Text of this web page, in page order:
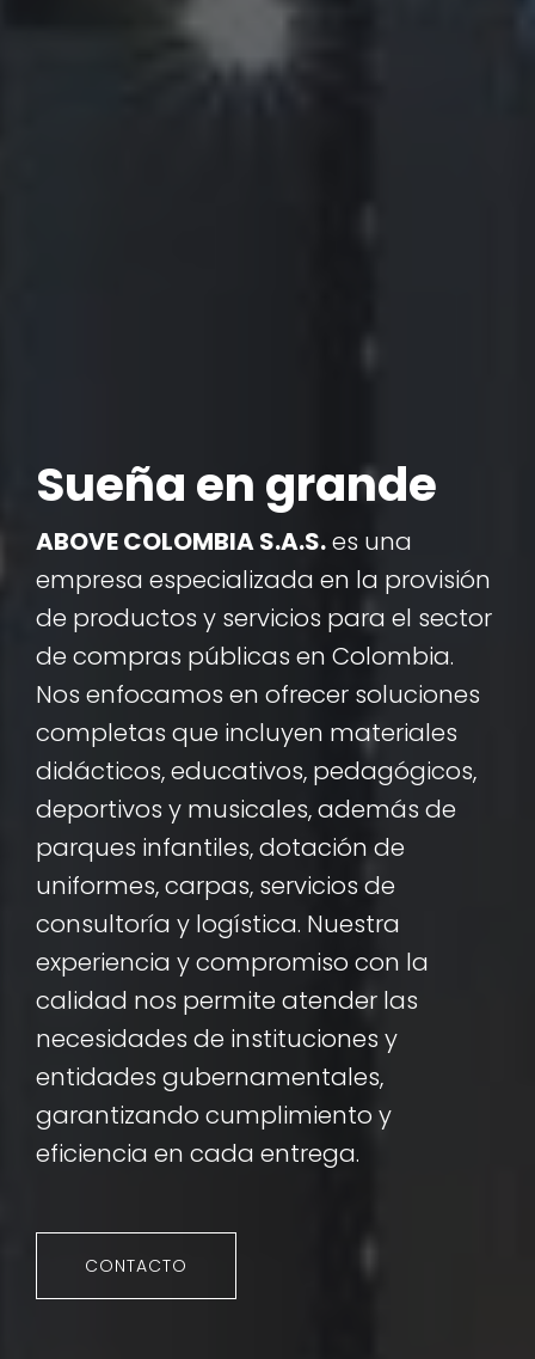
Sueña en grande
ABOVE COLOMBIA S.A.S.es una
empresa especializada en la provisión
de productos y servicios para el sector
de compras públicas en Colombia.
Nos enfocamos en ofrecer soluciones
completas que incluyen materiales
didácticos, educativos, pedagógicos,
deportivos y musicales, además de
parques infantiles, dotación de
uniformes, carpas, servicios de
consultoría y logística. Nuestra
experiencia y compromiso con la
calidad nos permite atender las
necesidades de instituciones y
entidades gubernamentales,
garantizando cumplimiento y
eficiencia en cada entrega.
CONTACTO